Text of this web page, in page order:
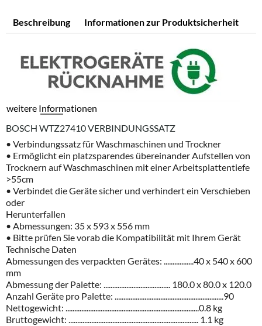
Beschreibung Informationen zur Produktsicherheit
weitere Informationen
BOSCH WTZ27410 VERBINDUNGSSATZ
• VerbindungssatzfürWaschmaschinen und Trockner
• Ermöglichtein platzsparendes übereinanderAufstellen von
Trocknern aufWaschmaschinen miteinerArbeitsplattentiefe
>55cm
• VerbindetdieGerätesicher und verhindertein Verschieben
oder
Herunterfallen
• Abmessungen: 35x 593x 556 mm
• Bitte prüfen Sievorabdie Kompatibilität mit IhremGerät
Technische Daten
Abmessungen desverpackten Gerätes: .................40x 540x600
mm
Abmessungder Palette: ...................................... 180.0x80.0x 120.0
Anzahl Geräte pro Palette: ..............................................................90
Nettogewicht: ............................................................................0.8 kg
Bruttogewicht: .......................................................................... 1.1 kg